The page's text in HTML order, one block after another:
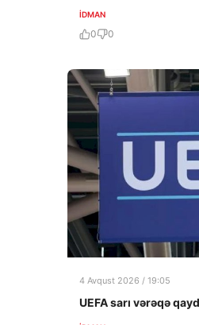
İDMAN
0 0
4 Avqust 2026 / 19:05
UEFA sarı vərəqə